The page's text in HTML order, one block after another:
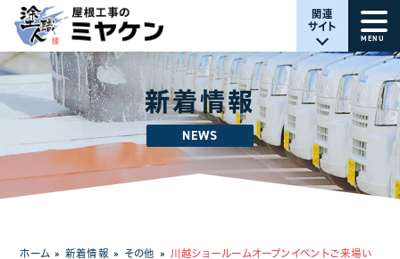
関連
サイト
MENU
新着情報
NEWS
ホーム »新着情報 » その他 »
川越ショールームオープンイベントご来場い